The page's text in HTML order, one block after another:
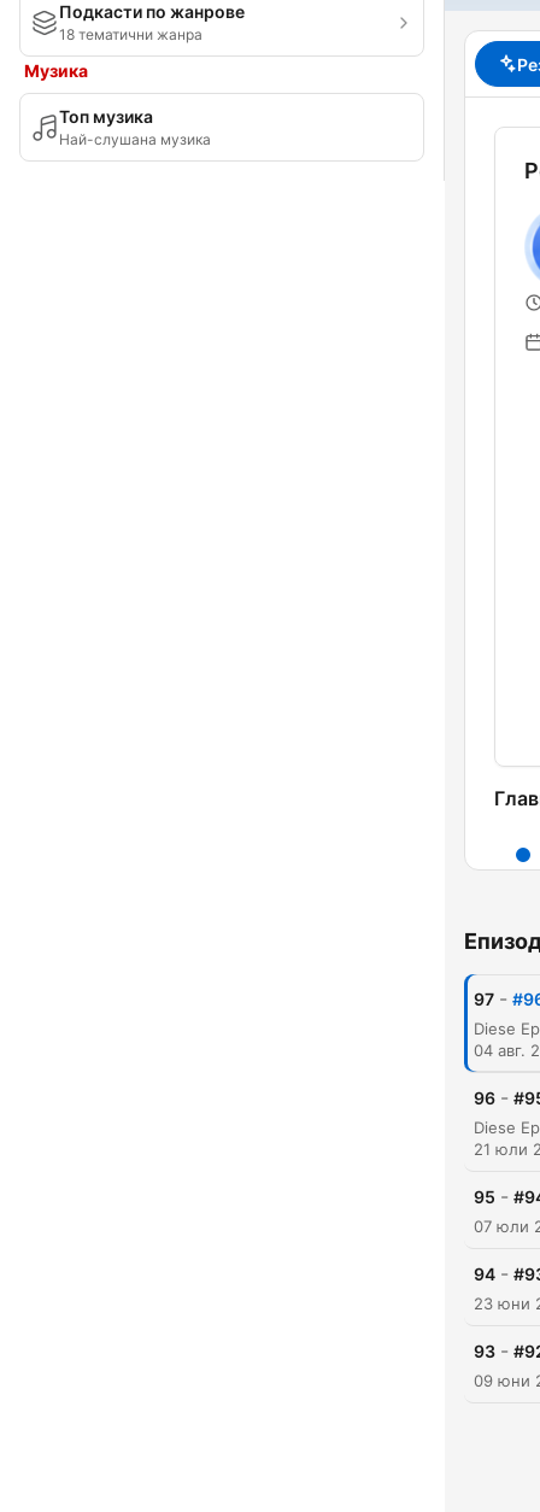
Подкасти по жанрове
18 тематични жанра
Музика
Топ музика
Най-слушана музика
97 -
04 авг.
96 -
21 юли
95 -
07 юли
94 -
23 юни
93 -
09 юни